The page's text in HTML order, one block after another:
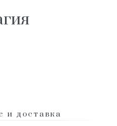
и доставка